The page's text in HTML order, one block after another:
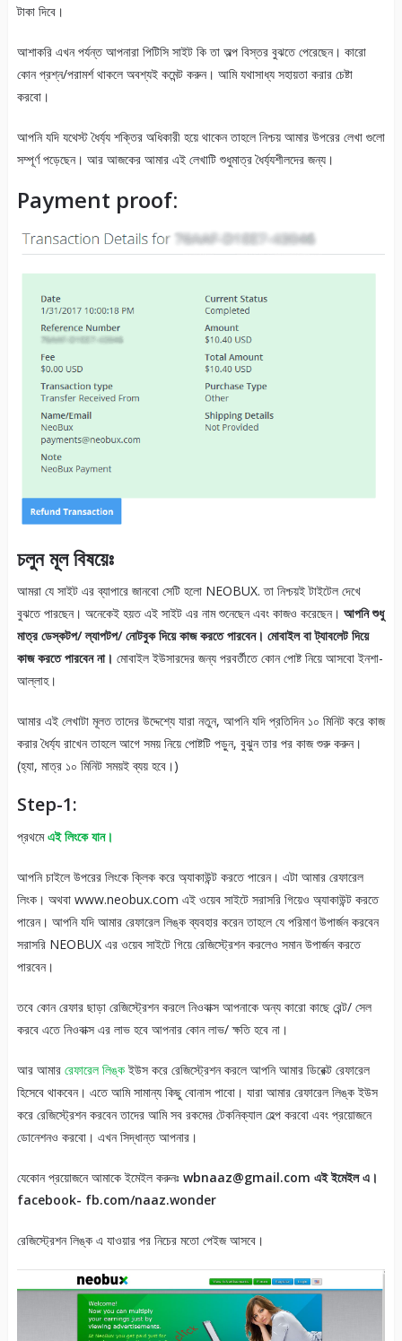
টাকা দিবে।
আশাকরি এখন পর্যন্ত আপনারা পিটিসি সাইট কি তা অল্প বিস্তর বুঝতে পেরেছেন। কারো
কোন প্রশ্ন/পরামর্শ থাকলে অবশ্যই কমেন্ট করুন। আমি যথাসাধ্য সহায়তা করার চেষ্টা
করবো।
আপনি যদি যথেস্ট ধৈর্য্য শক্তির অধিকারী হয়ে থাকেন তাহলে নিশ্চয় আমার উপরের লেখা গুলো
সম্পূর্ণ পড়েছেন। আর আজকের আমার এই লেখাটি শুধুমাত্র ধৈর্য্যশীলদের জন্য।
Payment proof:
চলুন মূল বিষয়েঃ
আমরা যে সাইট এর ব্যাপারে জানবো সেটি হলো NEOBUX. তা নিশ্চয়ই টাইটেল দেখে
বুঝতে পারছেন। অনেকেই হয়ত এই সাইট এর নাম শুনেছেন এবং কাজও করেছেন। আপনি শুধু
মাত্র ডেস্কটপ/ ল্যাপটপ/ নোটবুক দিয়ে কাজ করতে পারবেন। মোবাইল বা ট্যাবলেট দিয়ে
কাজ করতে পারবেন না। মোবাইল ইউসারদের জন্য পরবর্তীতে কোন পোষ্ট নিয়ে আসবো ইনশা-
আল্লাহ।
আমার এই লেখাটা মূলত তাদের উদ্দেশ্যে যারা নতুন, আপনি যদি প্রতিদিন ১০ মিনিট করে কাজ
করার ধৈর্য্য রাখেন তাহলে আগে সময় নিয়ে পোষ্টটি পড়ুন, বুঝুন তার পর কাজ শুরু করুন।
(হ্যা, মাত্র ১০ মিনিট সময়ই ব্যয় হবে।)
Step-1:
প্রথমেএই লিংকে যান।
আপনি চাইলে উপরের লিংকে ক্লিক করে অ্যাকাউন্ট করতে পারেন। এটা আমার রেফারেল
লিংক। অথবা www.neobux.com এই ওয়েব সাইটে সরাসরি গিয়েও অ্যাকাউন্ট করতে
পারেন। আপনি যদি আমার রেফারেল লিঙ্ক ব্যবহার করেন তাহলে যে পরিমাণ উপার্জন করবেন
সরাসরি NEOBUX এর ওয়েব সাইটে গিয়ে রেজিস্ট্রেশন করলেও সমান উপার্জন করতে
পারবেন।
তবে কোন রেফার ছাড়া রেজিস্ট্রেশন করলে নিওবাক্স আপনাকে অন্য কারো কাছে রেন্ট/ সেল
করবে এতে নিওবাক্স এর লাভ হবে আপনার কোন লাভ/ ক্ষতি হবে না।
আর আমার রেফারেল লিঙ্কইউস করে রেজিস্ট্রেশন করলে আপনি আমার ডিরেক্ট রেফারেল
হিসেবে থাকবেন। এতে আমি সামান্য কিছু বোনাস পাবো। যারা আমার রেফারেল লিঙ্ক ইউস
করে রেজিস্ট্রেশন করবেন তাদের আমি সব রকমের টেকনিক্যাল হেল্প করবো এবং প্রয়োজনে
ডোনেশনও করবো। এখন সিদ্ধান্ত আপনার।
যেকোন প্রয়োজনে আমাকে ইমেইল করুনঃ wbnaaz@gmail.com এই ইমেইল এ।
facebook- fb.com/naaz.wonder
রেজিস্ট্রেশন লিঙ্ক এ যাওয়ার পর নিচের মতো পেইজ আসবে।